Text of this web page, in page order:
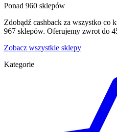
Ponad 960 sklepów
Zdobądź cashback za wszystko co
967 sklepów. Oferujemy zwrot do
Zobacz wszystkie sklepy
Kategorie